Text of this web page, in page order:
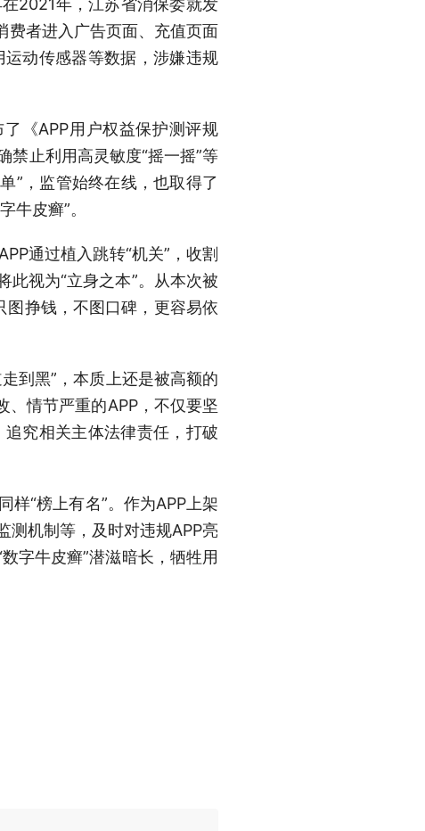
2021年，江苏省消保委就发
费者进入广告页面、充值页面
动传感器等数据，涉嫌违规
《APP用户权益保护测评规
禁止利用高灵敏度“摇一摇”等
”，监管始终在线，也取得了
牛皮癣”。
通过植入跳转“机关”，收割
此视为“立身之本”。从本次被
图挣钱，不图口碑，更容易依
到黑”，本质上还是被高额的
、情节严重的APP，不仅要坚
究相关主体法律责任，打破
样“榜上有名”。作为APP上架
测机制等，及时对违规APP亮
字牛皮癣”潜滋暗长，牺牲用